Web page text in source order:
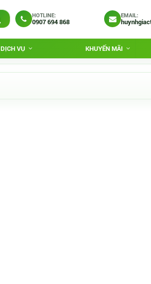
HOTLINE:
0907 694 868
EMAIL:
DỊCH VỤ KHUYẾN MÃI